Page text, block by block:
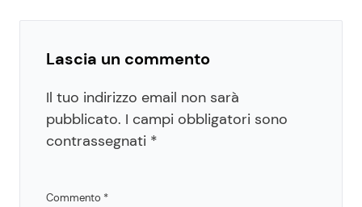
Lascia un commento
Il tuo indirizzo email non sarà
pubblicato. I campi obbligatori sono
contrassegnati *
Commento *